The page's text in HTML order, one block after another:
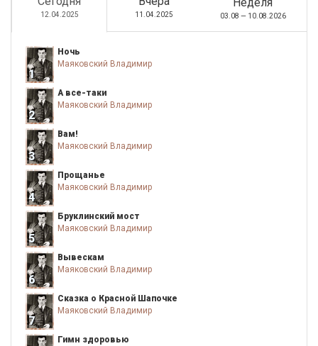
12.04.2025 11.04.2025
Неделя
03.08 — 10.08.2026
1
Ночь
Маяковский Владимир
2
А все-таки
Маяковский Владимир
3
Вам!
Маяковский Владимир
4
Прощанье
Маяковский Владимир
5
Бруклинский мост
Маяковский Владимир
6
Вывескам
Маяковский Владимир
7
Сказка о Красной Шапочке
Маяковский Владимир
Гимн здоровью